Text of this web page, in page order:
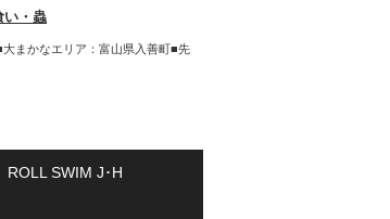
い・蟲
まかなエリア：富山県入善町■先
ROLL SWIM J･H